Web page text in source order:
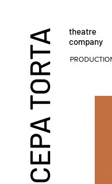
CEPA TORTA
theatre
company